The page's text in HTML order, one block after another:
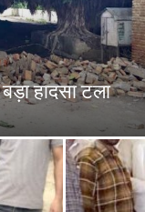
हादसा टला